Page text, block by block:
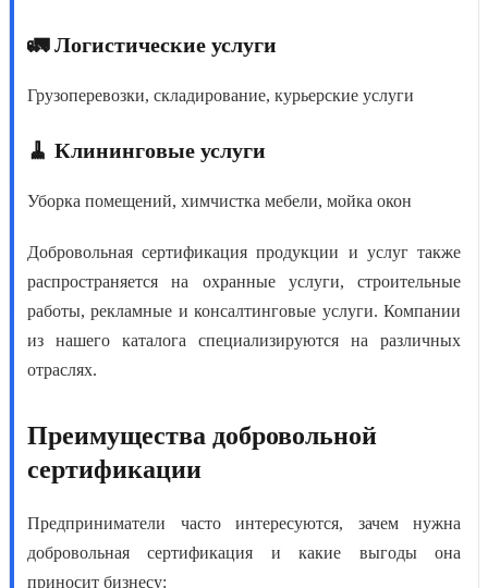
🚛 Логистические услуги
Грузоперевозки, складирование, курьерские услуги
🧹 Клининговые услуги
Уборка помещений, химчистка мебели, мойка окон
Добровольная сертификация продукции и услугтакже
распространяется на охранные услуги, строительные
работы, рекламные и консалтинговые услуги. Компании
из нашего каталога специализируются на различных
отраслях.
Преимущества добровольной
сертификации
Предприниматели часто интересуются, зачем нужна
добровольная сертификация и какие выгоды она
приносит бизнесу: